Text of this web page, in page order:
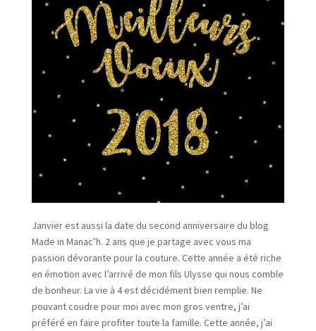
Janvier est aussi la date du second anniversaire du blog
Made in Manac’h. 2 ans que je partage avec vous ma
passion dévorante pour la couture. Cette année a été riche
en émotion avec l’arrivé de mon fils Ulysse qui nous comble
de bonheur. La vie à 4 est décidément bien remplie. Ne
pouvant coudre pour moi avec mon gros ventre, j’ai
préféré en faire profiter toute la famille. Cette année, j’ai